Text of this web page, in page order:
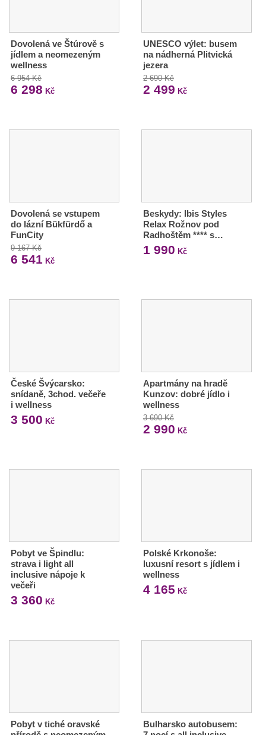
Dovolená ve Štúrově s
jídlem a neomezeným
wellness
6 954 Kč
6 298 Kč
UNESCO výlet: busem
na nádherná Plitvická
jezera
2 690 Kč
2 499 Kč
Dovolená se vstupem
do lázní Bükfürdő a
FunCity
9 167 Kč
6 541 Kč
Beskydy: Ibis Styles
Relax Rožnov pod
Radhoštěm **** s…
1 990 Kč
České Švýcarsko:
snídaně, 3chod. večeře
i wellness
3 500 Kč
Apartmány na hradě
Kunzov: dobré jídlo i
wellness
3 690 Kč
2 990 Kč
Pobyt ve Špindlu:
strava i light all
inclusive nápoje k
večeři
3 360 Kč
Polské Krkonoše:
luxusní resort s jídlem i
wellness
4 165 Kč
Pobyt v tiché oravské
Bulharsko autobusem: